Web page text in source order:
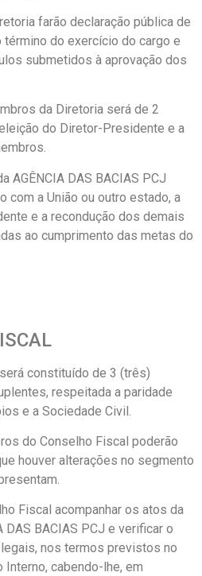
farão declaração pública de
do exercício do cargo e
submetidos à aprovação dos
da Diretoria será de 2
do Diretor-Presidente e a
AGÊNCIA DAS BACIAS PCJ
com a União ou outro estado, a
e a recondução dos demais
ao cumprimento das metas do
constituído de 3 (três)
respeitada a paridade
e a Sociedade Civil.
do Conselho Fiscal poderão
houver alterações no segmento
Fiscal acompanhar os atos da
DAS BACIAS PCJ e verificar o
nos termos previstos no
Interno, cabendo-lhe, em